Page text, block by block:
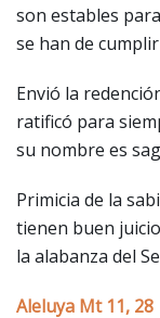
son estables
se han de
Envió la
ratificó para
su nombre es
Primicia de la
tienen buen
la alabanza del
Aleluya Mt 11, 28